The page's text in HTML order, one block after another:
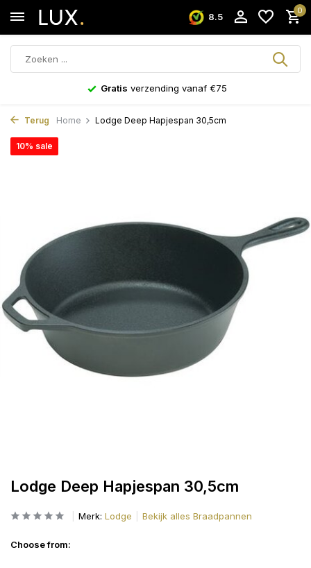
8.5
0
Gratis verzending vanaf €75
Terug Home Lodge Deep Hapjespan 30,5cm
Lodge Deep Hapjespan 30,5cm
10% sale
Merk: Lodge Bekijk alles Braadpannen
Choose from: